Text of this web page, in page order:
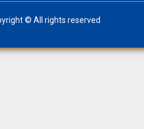
© All rights reserved